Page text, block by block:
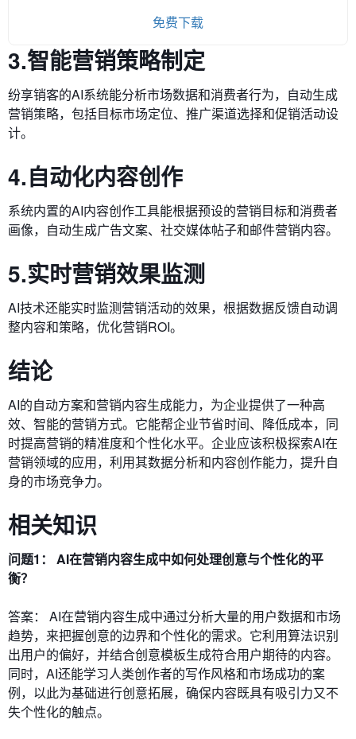
免费下载
3.智能营销策略制定
纷享销客的AI系统能分析市场数据和消费者行为，自动生成
营销策略，包括目标市场定位、推广渠道选择和促销活动设
计。
4.自动化内容创作
系统内置的AI内容创作工具能根据预设的营销目标和消费者
画像，自动生成广告文案、社交媒体帖子和邮件营销内容。
5.实时营销效果监测
AI技术还能实时监测营销活动的效果，根据数据反馈自动调
整内容和策略，优化营销ROI。
结论
AI的自动方案和营销内容生成能力，为企业提供了一种高
效、智能的营销方式。它能帮企业节省时间、降低成本，同
时提高营销的精准度和个性化水平。企业应该积极探索AI在
营销领域的应用，利用其数据分析和内容创作能力，提升自
身的市场竞争力。
相关知识
问题1： AI在营销内容生成中如何处理创意与个性化的平
衡？
答案： AI在营销内容生成中通过分析大量的用户数据和市场
趋势，来把握创意的边界和个性化的需求。它利用算法识别
出用户的偏好，并结合创意模板生成符合用户期待的内容。
同时，AI还能学习人类创作者的写作风格和市场成功的案
例，以此为基础进行创意拓展，确保内容既具有吸引力又不
失个性化的触点。